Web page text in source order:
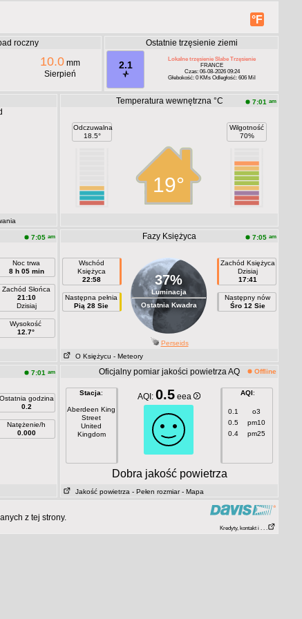
°F
roczny
10.0 mm
Sierpień
Ostatnie trzęsienie ziemi
2.1
Lokalne trzęsienie Slabe Trzęsienie
FRANCE
Czas: 06-08-2026 09:24
Głebokość: 0 KMs Odległość: 606 Mil
Temperatura wewnętrzna °C 7:01 am
Odczuwalna
18.5°
19°
Wilgotność
70%
7:05 am
Noc trwa
8 h 05 min
Zachód Słońca
21:10
Dzisiaj
Wysokość
12.7°
Fazy Księżyca 7:05 am
Wschód
Księżyca
22:58
Następna pełnia
Pią 28 Sie
37%
Luminacja
Ostatnia Kwadra
Zachód Księżyca
Dzisiaj
17:41
Następny nów
Śro 12 Sie
Perseids
O Księżycu - Meteory
7:01 am
Ostatnia godzina
0.2
Natężenie/h
0.000
Oficjalny pomiar jakości powietrza AQ Offline
Stacja:
Aberdeen King
Street
United
Kingdom
AQI: 0.5 eea AQI:
0.1
o3
0.5
pm10
0.4
pm25
Dobra jakość powietrza
Jakość powietrza - Pełen rozmiar- Mapa
z tej strony.
Kredyty, kontakt i . . .